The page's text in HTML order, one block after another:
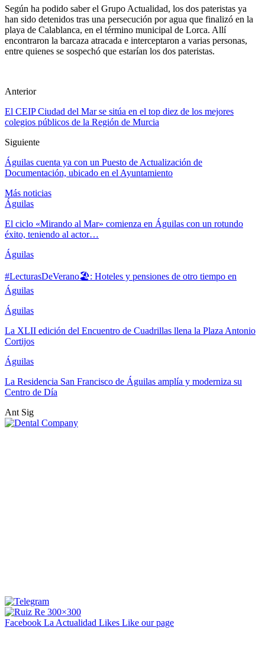
Según ha podido saber el Grupo Actualidad, los dos pateristas ya
han sido detenidos tras una persecución por agua que finalizó en la
playa de Calablanca, en el término municipal de Lorca. Allí
encontraron la barcaza atracada e interceptaron a varias personas,
entre quienes se sospechó que estarían los dos pateristas.
Anterior
El CEIP Ciudad del Mar se sitúa en el top diez de los mejores
colegios públicos de la Región de Murcia
Siguiente
Águilas cuenta ya con un Puesto de Actualización de
Documentación, ubicado en el Ayuntamiento
Más noticias
Águilas
El ciclo «Mirando al Mar» comienza en Águilas con un rotundo
éxito, teniendo al actor…
Águilas
#LecturasDeVerano🏖: Hoteles y pensiones de otro tiempo en
Águilas
Águilas
La XLII edición del Encuentro de Cuadrillas llena la Plaza Antonio
Cortijos
Águilas
La Residencia San Francisco de Águilas amplía y moderniza su
Centro de Día
Ant Sig
Facebook La Actualidad Likes Like our page